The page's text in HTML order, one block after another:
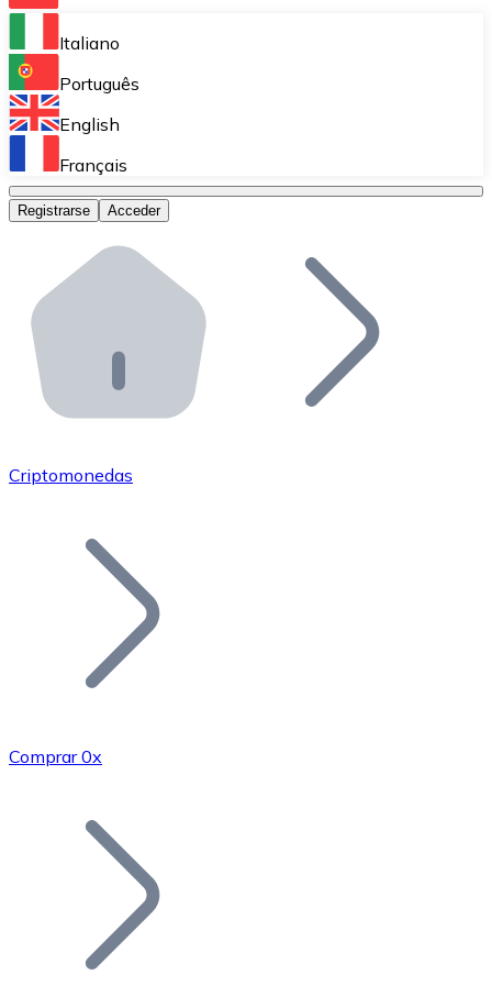
Bitnovo Ramp
Integra nuestra solución en tu plataforma.
Bitnovo Giftcards
Bitnovo OTC
Bitnovo ATM
Integra un ATM Bitnovo en tu negocio y permite que
Bitnovo API
Integra nuestra API en tu ecosistema.
Únete a nuestra red de distribuidores.
Añade tu proyecto a nuestro ecosistema.
Bitcoin
Italiano
Português
English
Français
Registrarse Acceder
Criptomonedas
Comprar 0x